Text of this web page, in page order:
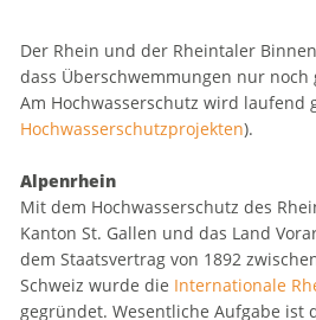
Der Rhein und der Rheintaler
dass Überschwemmungen nur noch
Am Hochwasserschutz wird laufend
Hochwasserschutzprojekten).
Alpenrhein
Mit dem Hochwasserschutz des
Kanton St. Gallen und das Land
dem Staatsvertrag von 1892
Schweiz wurde die Internationale
gegründet. Wesentliche Aufgabe ist